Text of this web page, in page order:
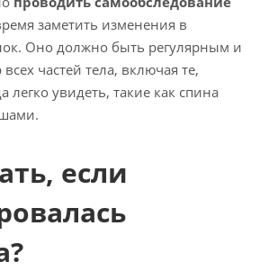
заметить изменения в
Оно должно быть регулярным и
частей тела, включая те,
легко увидеть, такие как спина
если